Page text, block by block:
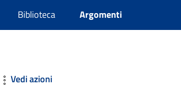
Biblioteca Argomenti
Vedi azioni